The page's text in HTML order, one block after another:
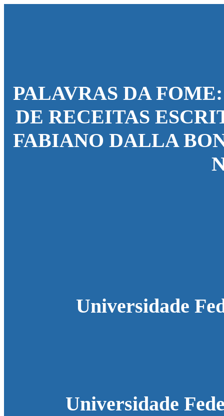
PALAVRAS DA
DE RECEITAS
FABIANO DALLA
Universidade
Universidade